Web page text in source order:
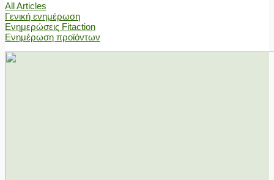
All Articles
Γενική ενημέρωση
Ενημερώσεις Fitaction
Ενημέρωση προϊόντων